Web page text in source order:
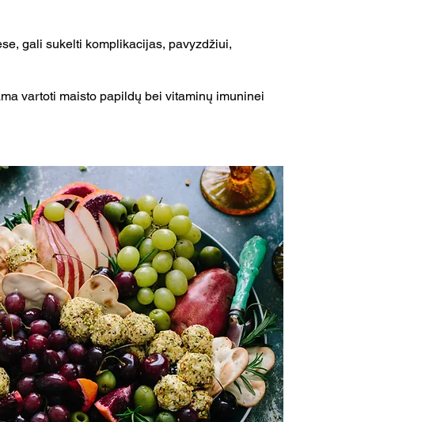
gali sukelti komplikacijas, pavyzdžiui,
vartoti maisto papildų bei vitaminų imuninei